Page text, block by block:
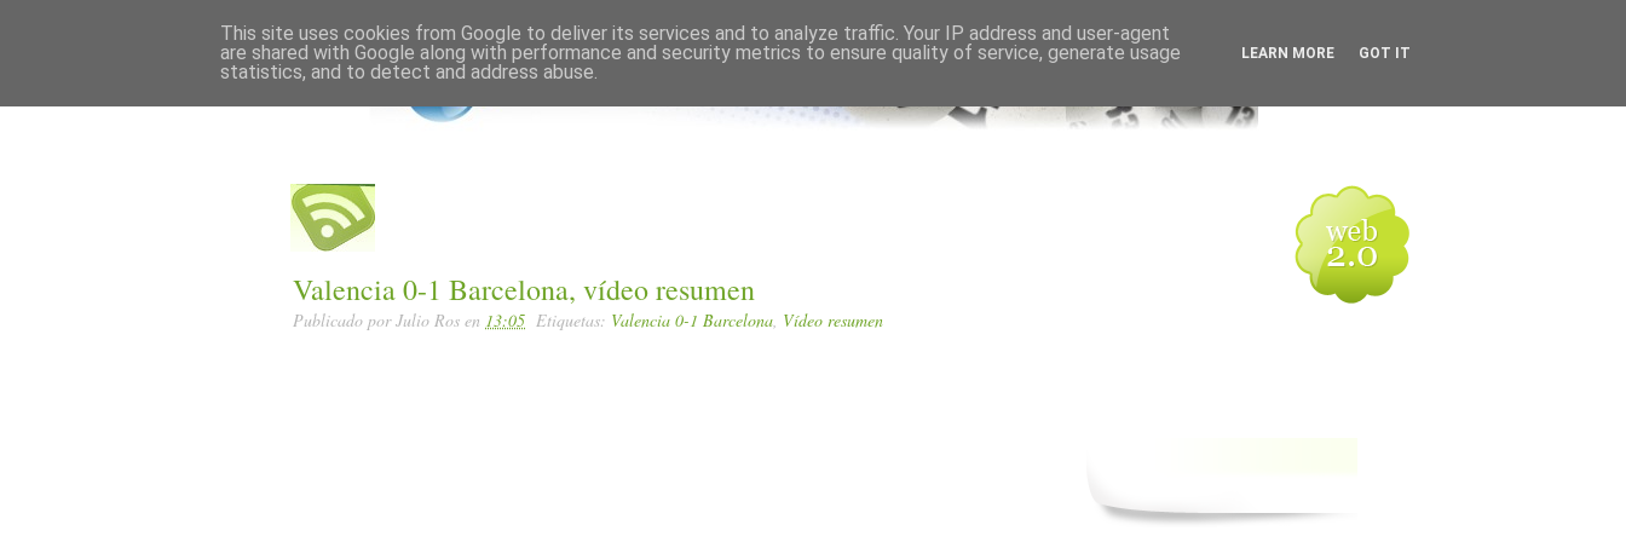
Valencia 0-1 Barcelona, vídeo resumen
Publicado porJulio Ros en 13:05 Etiquetas: Valencia 0-1 Barcelona, Vídeo resumen
This site uses cookies from Google to deliver its services and to analyze traffic. Your IP address and user-agent
are shared with Google along with performance and security metrics to ensure quality of service, generate usage
statistics, and to detect and address abuse.
LEARN MORE GOT IT